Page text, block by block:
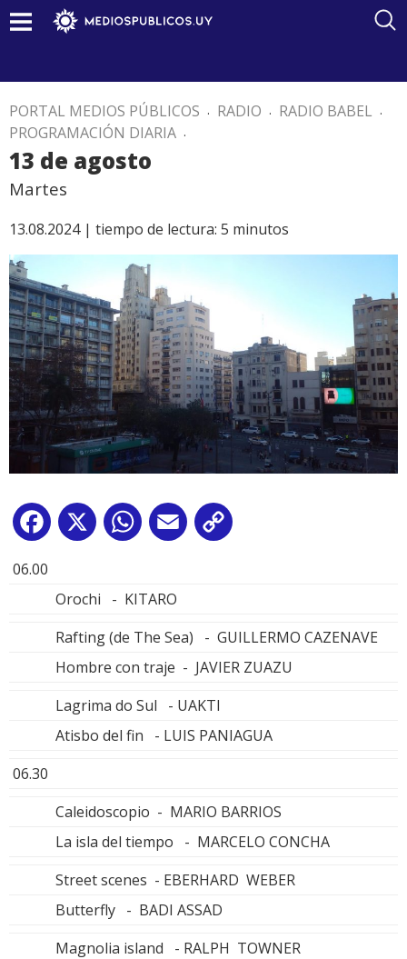
PORTAL MEDIOS PÚBLICOS . RADIO . RADIO BABEL .
PROGRAMACIÓN DIARIA .
13 de agosto
Martes
13.08.2024 | tiempo de lectura: 5 minutos
Facebook
X WhatsApp
Email
06.00
Orochi - KITARO
Rafting (de The Sea) - GUILLERMO CAZENAVE
Hombre con traje - JAVIER ZUAZU
Lagrima do Sul - UAKTI
Atisbo del fin - LUIS PANIAGUA
06.30
Caleidoscopio - MARIO BARRIOS
La isla del tiempo - MARCELO CONCHA
Street scenes - EBERHARD WEBER
Butterfly - BADI ASSAD
Magnolia island - RALPH TOWNER